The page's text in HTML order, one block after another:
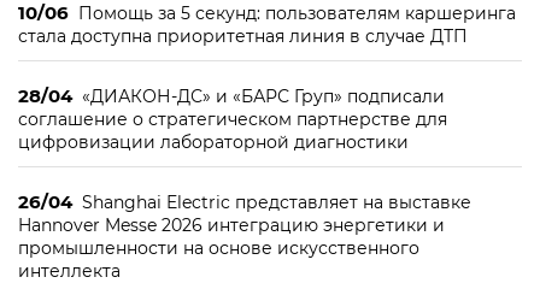
10/06 Помощь за 5 секунд: пользователям каршеринга
стала доступна приоритетная линия в случае ДТП
28/04 «ДИАКОН-ДС» и «БАРС Груп» подписали
соглашение о стратегическом партнерстве для
цифровизации лабораторной диагностики
26/04 Shanghai Electric представляет на выставке
Hannover Messe 2026 интеграцию энергетики и
промышленности на основе искусственного
интеллекта